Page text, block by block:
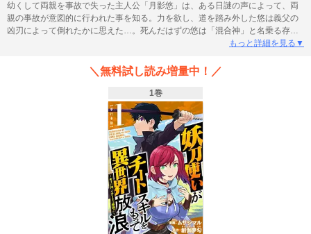
幼くして両親を事故で失った主人公「月影悠」は、ある日謎の声によって、両
親の事故が意図的に行われた事を知る。力を欲し、道を踏み外した悠は義父の
凶刃によって倒れたかに思えた…。死んだはずの悠は「混合神」と名乗る存在
から異世界への転移を強要され、謎の声《黙示録》と自分を貫いた妖刀《天叢
界の“謎”を解き明かす為、様々なチートを駆使した、悠の冒険が始まる…!!!
もっと詳細を見る▼
＼無料試し読み増量中！／
1巻